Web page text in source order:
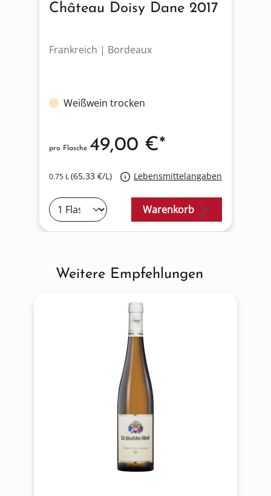
Château Doisy Dane 2017
Frankreich | Bordeaux
Weißwein trocken
0.75 L(65,33 €/L) Lebensmittelangaben
pro Flasche 49,00 €*
Warenkorb
Produktgalerie überspringen
Weitere Empfehlungen